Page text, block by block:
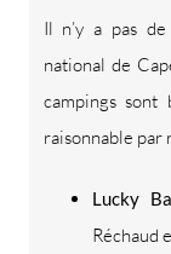
Il n’y a pas
national de
campings
raisonnable par
Lucky
Réchaud